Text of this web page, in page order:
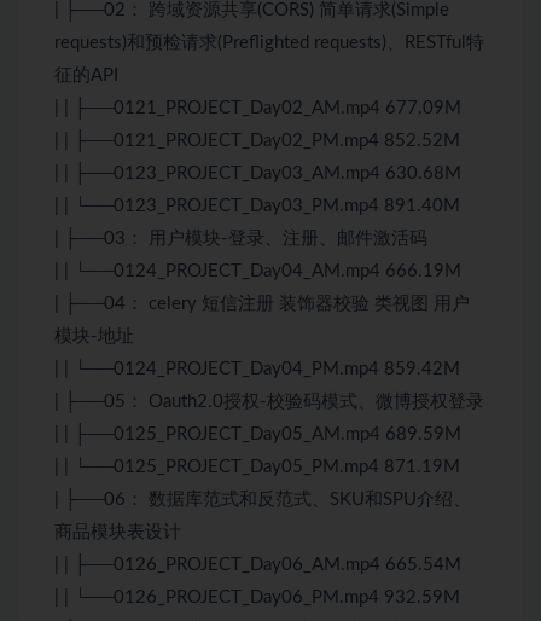
| ├──02： 跨域资源共享(CORS) 简单请求(Simple
requests)和预检请求(Preflighted requests)、RESTful特
征的API
| | ├──0121_PROJECT_Day02_AM.mp4 677.09M
| | ├──0121_PROJECT_Day02_PM.mp4 852.52M
| | ├──0123_PROJECT_Day03_AM.mp4 630.68M
| | └──0123_PROJECT_Day03_PM.mp4 891.40M
| ├──03： 用户模块-登录、注册、邮件激活码
| | └──0124_PROJECT_Day04_AM.mp4 666.19M
| ├──04： celery 短信注册 装饰器校验 类视图 用户
模块-地址
| | └──0124_PROJECT_Day04_PM.mp4 859.42M
| ├──05： Oauth2.0授权-校验码模式、微博授权登录
| | ├──0125_PROJECT_Day05_AM.mp4 689.59M
| | └──0125_PROJECT_Day05_PM.mp4 871.19M
| ├──06： 数据库范式和反范式、SKU和SPU介绍、
商品模块表设计
| | ├──0126_PROJECT_Day06_AM.mp4 665.54M
| | └──0126_PROJECT_Day06_PM.mp4 932.59M